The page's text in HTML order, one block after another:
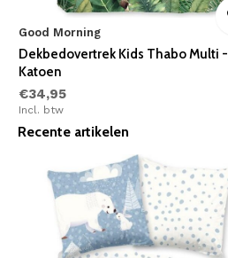
Good Morning
Dekbedovertrek Kids Thabo Multi -
Katoen
€34,95
Incl. btw
Recente artikelen